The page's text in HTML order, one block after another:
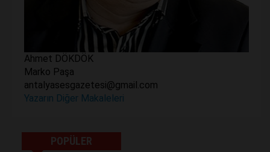
Ahmet DÖKDÖK
Marko Paşa
antalyasesgazetesi@gmail.com
Yazarın Diğer Makaleleri
POPÜLER